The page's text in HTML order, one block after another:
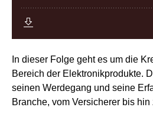
In dieser Folge geht es um die
Bereich der Elektronikprodukte.
seinen Werdegang und seine
Branche, vom Versicherer bis